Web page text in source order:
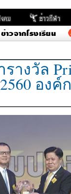
างวัล
อง